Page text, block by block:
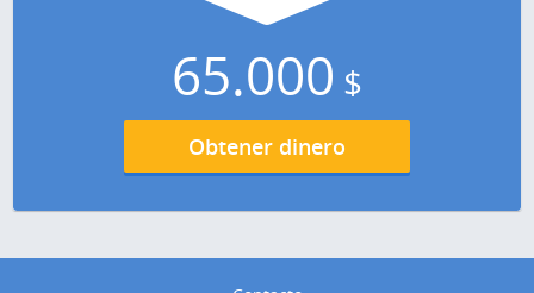
65.000 $
Obtener dinero